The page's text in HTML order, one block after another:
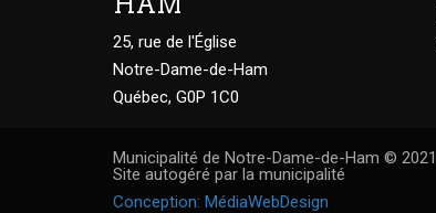
25, rue de l'Église
Notre-Dame-de-Ham
Québec, G0P 1C0
Municipalité de Notre-Dame-de-Ham © 2021
Site autogéré par la municipalité
Conception: MédiaWebDesign